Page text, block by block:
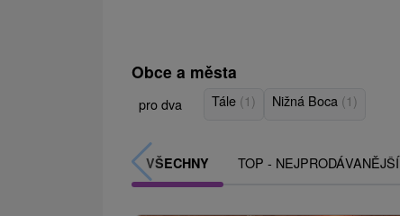
Obce a města
pro dva Tále (1) Nižná Boca (1)
VŠECHNY TOP - NEJPRODÁVANĚJŠÍ